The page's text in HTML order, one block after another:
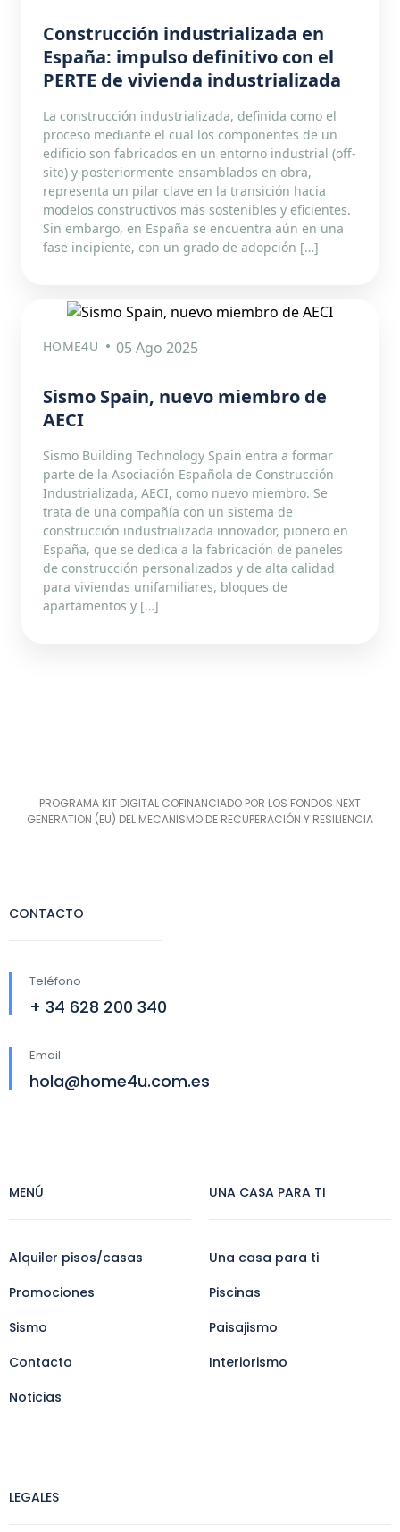
Construcción industrializada en
España: impulso definitivo con el
PERTE de vivienda industrializada
La construcción industrializada, definida como el
proceso mediante el cual los componentes de un
edificio son fabricados en un entorno industrial (off-
site) y posteriormente ensamblados en obra,
representa un pilar clave en la transición hacia
modelos constructivos más sostenibles y eficientes.
Sin embargo, en España se encuentra aún en una
fase incipiente, con un grado de adopción […]
HOME4U 05 Ago 2025
Sismo Spain, nuevo miembro de
AECI
Sismo Building Technology Spain entra a formar
parte de la Asociación Española de Construcción
Industrializada, AECI, como nuevo miembro. Se
trata de una compañía con un sistema de
construcción industrializada innovador, pionero en
España, que se dedica a la fabricación de paneles
de construcción personalizados y de alta calidad
para viviendas unifamiliares, bloques de
apartamentos y […]
PROGRAMA KIT DIGITAL COFINANCIADO POR LOS FONDOS NEXT
GENERATION (EU) DEL MECANISMO DE RECUPERACIÓN Y RESILIENCIA
CONTACTO
Teléfono
+ 34 628 200 340
Email
hola@home4u.com.es
MENÚ
Alquiler pisos/casas
Promociones
Sismo
Contacto
Noticias
UNA CASA PARA TI
Una casa para ti
Piscinas
Paisajismo
Interiorismo
LEGALES